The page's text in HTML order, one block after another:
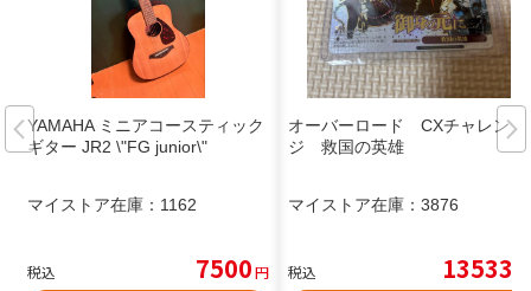
YAMAHA ミニアコースティック
ギター JR2 \"FG junior\"
マイストア在庫： 1162
税込 7500円
オーバーロード CXチャレン
ジ 救国の英雄
マイストア在庫： 3876
税込 13533